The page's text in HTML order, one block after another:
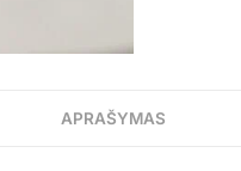
APRAŠYMAS